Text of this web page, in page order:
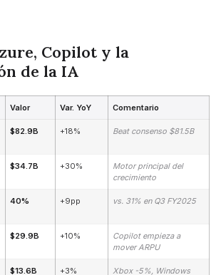
Copilot y la
de la IA
Valor Var. YoY Comentario
$82.9B +18% Beat consenso $81.5B
$34.7B +30%
Motor principal del
crecimiento
40% +9pp vs. 31% en Q3 FY2025
$29.9B +10%
Copilot empieza a
mover ARPU
$13.6B +3% Xbox -5%, Windows